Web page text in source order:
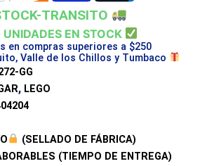
TRANSITO
EN STOCK
en compras superiores a $250
Valle de los Chillos y Tumbaco
GG
, LEGO
(SELLADO DE FÁBRICA)
(TIEMPO DE ENTREGA)